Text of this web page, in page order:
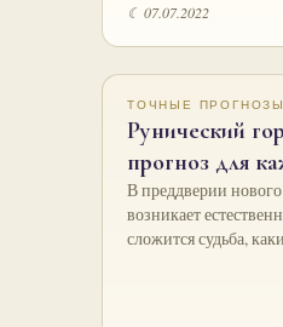
☾ 07.07.2022
ТОЧНЫЕ ПРОГНОЗЫ
Рунический
прогноз для
В преддверии
возникает
сложится судьба,